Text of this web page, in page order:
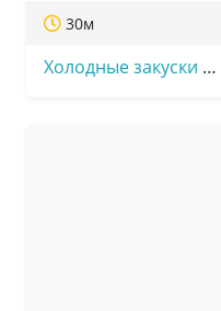
30м
Холодные закуски …